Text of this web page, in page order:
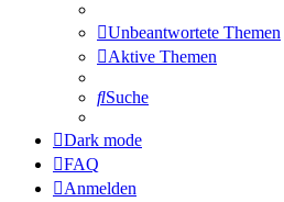
Unbeantwortete Themen
Aktive Themen
Suche
Dark mode
FAQ
Anmelden